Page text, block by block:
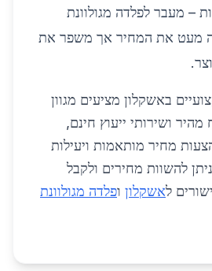
– מעבר לפלדה מגולוונת
מעט את המחיר אך משפר את
באשקלון מציעים מגוון
ושירותי ייעוץ חינם,
מחיר מותאמות ויעילות
להשוות מחירים ולקבל
לאשקלון ופלדה מגולוונת